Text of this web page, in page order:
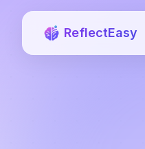
ReflectEasy